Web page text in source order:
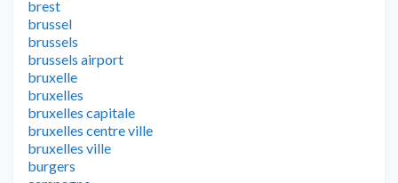
brest
brussel
brussels
brussels airport
bruxelle
bruxelles
bruxelles capitale
bruxelles centre ville
bruxelles ville
burgers